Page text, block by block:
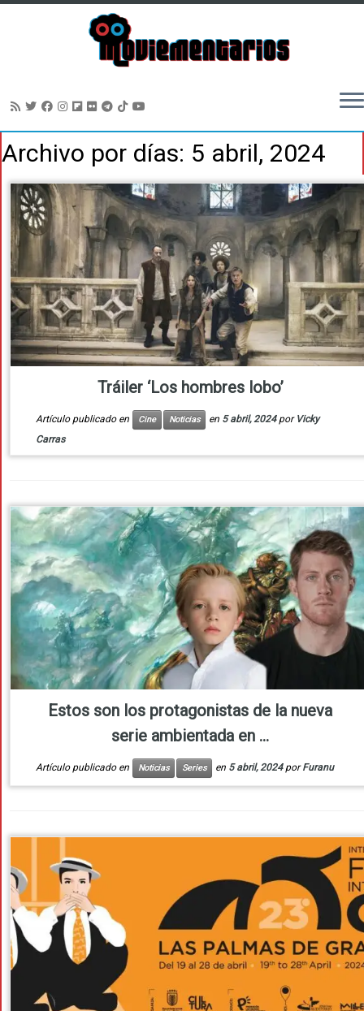
al
Archivo por días: 5 abril, 2024
Tráiler ‘Los hombres lobo’
Artículo publicado en Cine Noticias en 5 abril, 2024 por Vicky
Carras
Estos son los protagonistas de la nueva
serie ambientada en ...
Artículo publicado en Noticias Series en 5 abril, 2024 porFuranu